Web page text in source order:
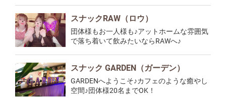
スナックRAW（ロウ）
団体様もお一人様も♪アットホームな雰囲気
で落ち着いて飲みたいならRAWへ♪
スナック GARDEN（ガーデン）
GARDENへようこそ♪カフェのような癒やし
空間♪団体様20名までOK！